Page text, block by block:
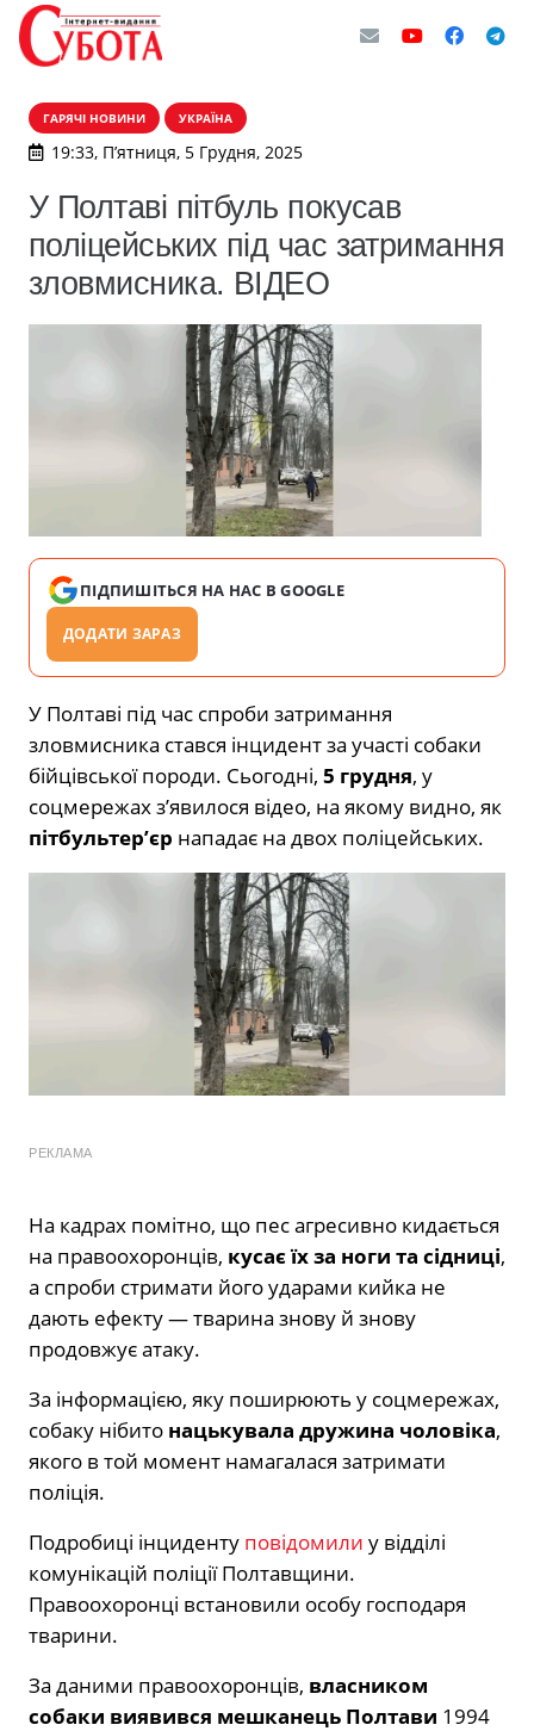
ГАРЯЧІ НОВИНИ УКРАЇНА
19:33, П’ятниця, 5 Грудня, 2025
У Полтаві пітбуль покусав
поліцейських під час затримання
зловмисника. ВІДЕО
ПІДПИШІТЬСЯ НА НАС В GOOGLE
ДОДАТИ ЗАРАЗ
У Полтаві під час спроби затримання
зловмисника стався інцидент за участі собаки
бійцівської породи. Сьогодні, 5 грудня, у
соцмережах з’явилося відео, на якому видно, як
пітбультер’єр нападає на двох поліцейських.
РЕКЛАМА
На кадрах помітно, що пес агресивно кидається
на правоохоронців, кусає їх за ноги та сідниці,
а спроби стримати його ударами кийка не
дають ефекту — тварина знову й знову
продовжує атаку.
За інформацією, яку поширюють у соцмережах,
собаку нібито нацькувала дружина чоловіка,
якого в той момент намагалася затримати
поліція.
Подробиці інциденту повідомили у відділі
комунікацій поліції Полтавщини.
Правоохоронці встановили особу господаря
тварини.
За даними правоохоронців, власником
собаки виявився мешканець Полтави 1994